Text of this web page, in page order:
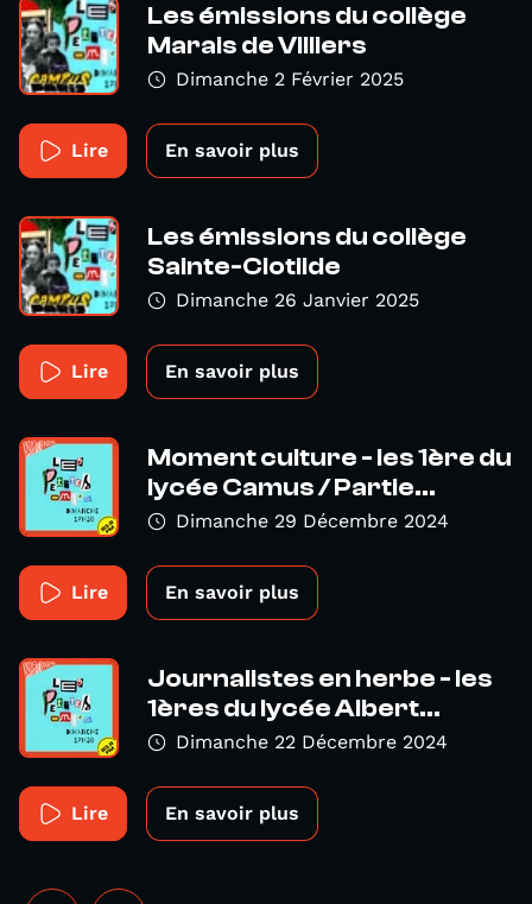
Les émissions du collège
Marais de Villiers
Dimanche 2 Février 2025
Lire En savoir plus
Les émissions du collège
Sainte-Clotilde
Dimanche 26 Janvier 2025
Lire En savoir plus
Moment culture - les 1ère du
lycée Camus / Partie...
Dimanche 29 Décembre 2024
Lire En savoir plus
Journalistes en herbe - les
1ères du lycée Albert...
Dimanche 22 Décembre 2024
Lire En savoir plus